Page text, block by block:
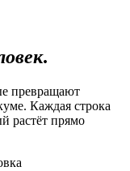
.
превращают
Каждая строка
растёт прямо